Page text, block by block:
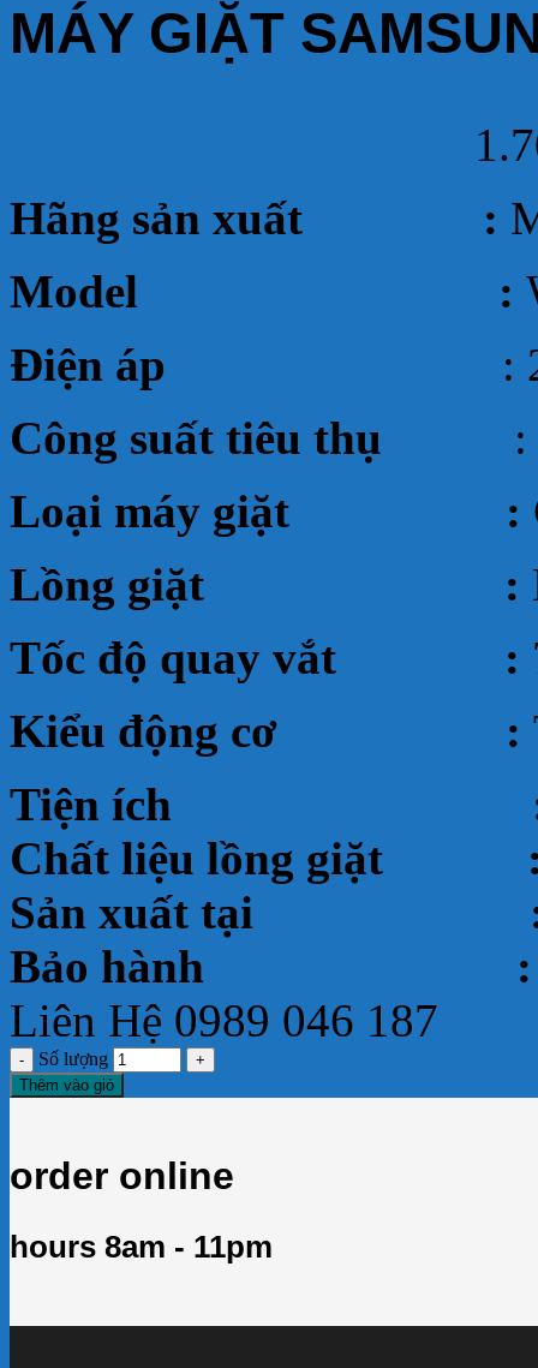
MÁY GIẶT
Hãng sản xuất :
Model :
Điện áp
: 220v
Công suất tiêu thụ
:
Loại máy giặt :
Lồng giặt :
Tốc độ quay vắt :
Kiểu động cơ :
Tiện ích
Chất liệu lồng giặt
Sản xuất tại
Bảo hành :
Liên Hệ 0989 046 187
Số lượng
Thêm vào giỏ
order online
hours 8am - 11pm